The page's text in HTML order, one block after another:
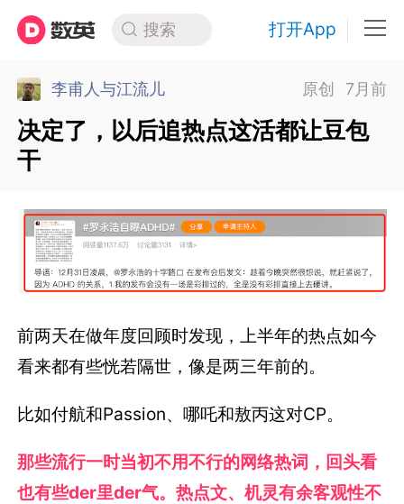
搜索 打开App
李甫人与江流儿 原创 7月前
决定了，以后追热点这活都让豆包
干
前两天在做年度回顾时发现，上半年的热点如今
看来都有些恍若隔世，像是两三年前的。
比如付航和Passion、哪吒和敖丙这对CP。
那些流行一时当初不用不行的网络热词，回头看
也有些der里der气。热点文、机灵有余客观性不